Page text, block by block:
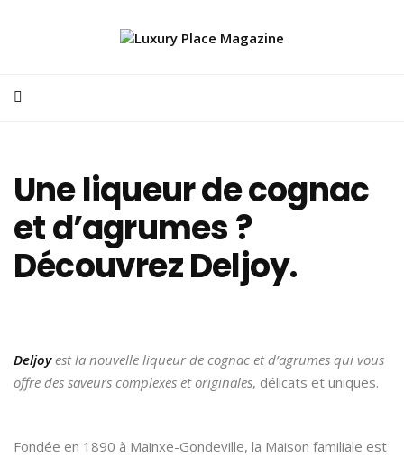
Une liqueur de cognac
et d’agrumes ?
Découvrez Deljoy.
Deljoyest la nouvelle liqueur de cognac et d’agrumes qui vous
offre des saveurs complexes et originales, délicats et uniques.
Fondée en 1890 à Mainxe-Gondeville, la Maison familiale est